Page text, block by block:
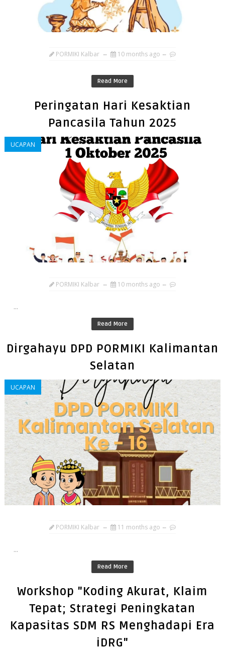
PORMIKI Kalbar 10 months ago
Read More
Peringatan Hari Kesaktian
Pancasila Tahun 2025
UCAPAN
PORMIKI Kalbar 10 months ago
...
Read More
Dirgahayu DPD PORMIKI Kalimantan
Selatan
UCAPAN
PORMIKI Kalbar 11 months ago
...
Read More
Workshop "Koding Akurat, Klaim
Tepat; Strategi Peningkatan
Kapasitas SDM RS Menghadapi Era
iDRG"